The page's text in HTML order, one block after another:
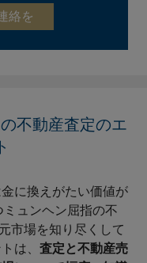
絡を
不動産査定のエ
に換えがたい価値が
ュンヘン屈指の不
市場を知り尽くして
は、 査定と不動産売